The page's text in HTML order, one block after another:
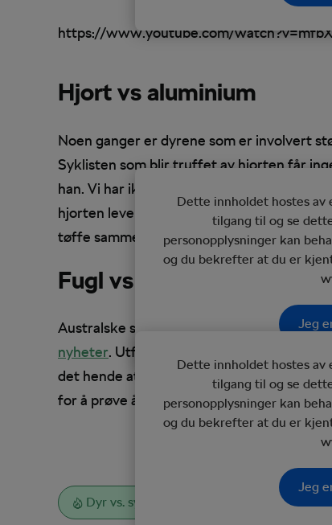
https://www.youtube.com/
Hjort vs aluminium
Noen ganger er dyrene som er involvert
Syklisten som blir truffet av hjorten får
han. Vi har ikke noe informasjon om
hjorten lever i beste velgående. Ut ifra
tøffe sammenstøtet. Hva hjulene hadde
Dette innholdet hostes av
tilgang til og se
personopplysninger kan
og du bekrefter at du er
Jeg
Fugl vs sykkel
Australske skjærer er kjent for å oppføre
nyheter. Utfordringen med å sykle er at
det hende at du kommer inn i flere
for å prøve å unngå et angrep på en hissig
Dette innholdet hostes av
tilgang til og se
personopplysninger kan
og du bekrefter at du er
Jeg
Dyr vs. sykkel